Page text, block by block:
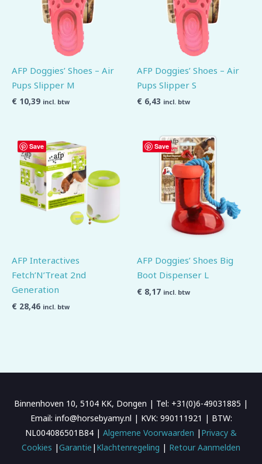
AFP Doggies’ Shoes – Air
Pups Slipper M
€ 10,39 incl. btw
AFP Doggies’ Shoes – Air
Pups Slipper S
€ 6,43 incl. btw
Save
AFP Interactives
Fetch’N’Treat 2nd
Generation
€ 28,46 incl. btw
Save
AFP Doggies’ Shoes Big
Boot Dispenser L
€ 8,17 incl. btw
Binnenhoven 10, 5104 KK, Dongen | Tel: +31(0)6-49031885 |
Email: info@horsebyamy.nl | KVK: 990111921 | BTW:
NL004086501B84 | Algemene Voorwaarden | Privacy &
Cookies |Garantie | Klachtenregeling | Retour Aanmelden